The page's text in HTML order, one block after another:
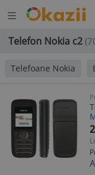
Deschide
meniul
Telefon Nokia c2
Telefoane Nokia